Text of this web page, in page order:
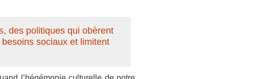
des politiques qui obèrent
sociaux et limitent